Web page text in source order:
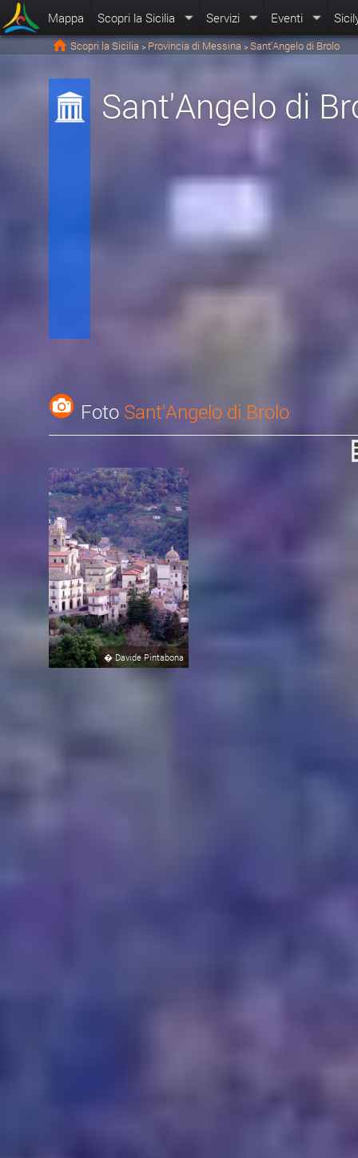
Mappa Scopri la Sicilia Servizi Eventi
Scopri la Sicilia > Provincia di Messina > Sant'Angelo di Brolo
Sant'Angelo di
Foto Sant'Angelo di Brolo
� Davide Pintabona